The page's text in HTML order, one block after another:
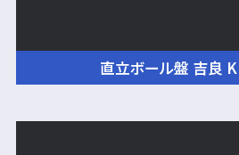
直立ボール盤 吉良